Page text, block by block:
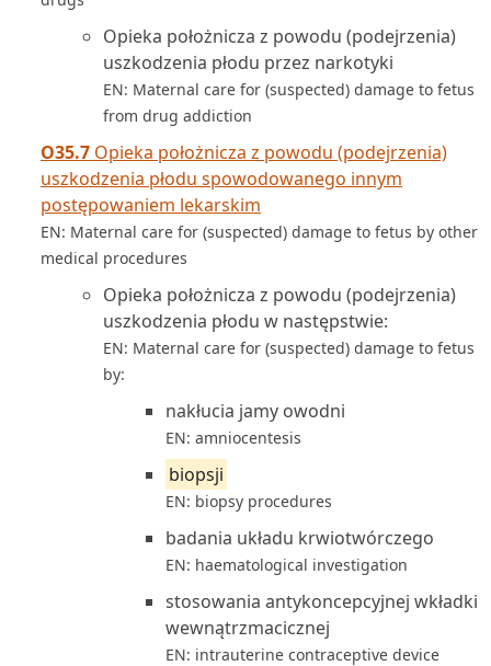
Opieka położnicza z powodu (podejrzenia)
uszkodzenia płodu przez narkotyki
EN: Maternal care for (suspected) damage to fetus
from drug addiction
O35.7 Opieka położnicza z powodu (podejrzenia)
uszkodzenia płodu spowodowanego innym
postępowaniem lekarskim
EN: Maternal care for (suspected) damage to fetus by other
medical procedures
Opieka położnicza z powodu (podejrzenia)
uszkodzenia płodu w następstwie:
EN: Maternal care for (suspected) damage to fetus
by:
nakłucia jamy owodni
EN: amniocentesis
biopsji
EN: biopsy procedures
badania układu krwiotwórczego
EN: haematological investigation
stosowania antykoncepcyjnej wkładki
wewnątrzmacicznej
EN: intrauterine contraceptive device